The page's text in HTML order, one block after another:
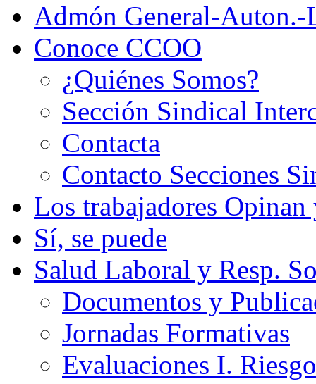
Admón General-Auton.-
Conoce CCOO
¿Quiénes Somos?
Sección Sindical
Contacta
Contacto Secciones
Los trabajadores Opinan
Sí, se puede
Salud Laboral y Resp.
Documentos y
Jornadas Formativas
Evaluaciones I.